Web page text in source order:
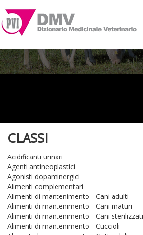
CLASSI
Acidificanti urinari
Agenti antineoplastici
Agonisti dopaminergici
Alimenti complementari
Alimenti di mantenimento - Cani adulti
Alimenti di mantenimento - Cani maturi
Alimenti di mantenimento - Cani sterilizzati
Alimenti di mantenimento - Cuccioli